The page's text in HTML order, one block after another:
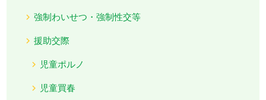
強制わいせつ・強制性交等
援助交際
児童ポルノ
児童買春